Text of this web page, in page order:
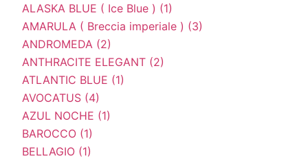
ALASKA BLUE ( Ice Blue ) (1)
AMARULA ( Breccia imperiale ) (3)
ANDROMEDA (2)
ANTHRACITE ELEGANT (2)
ATLANTIC BLUE (1)
AVOCATUS (4)
AZUL NOCHE (1)
BAROCCO (1)
BELLAGIO (1)